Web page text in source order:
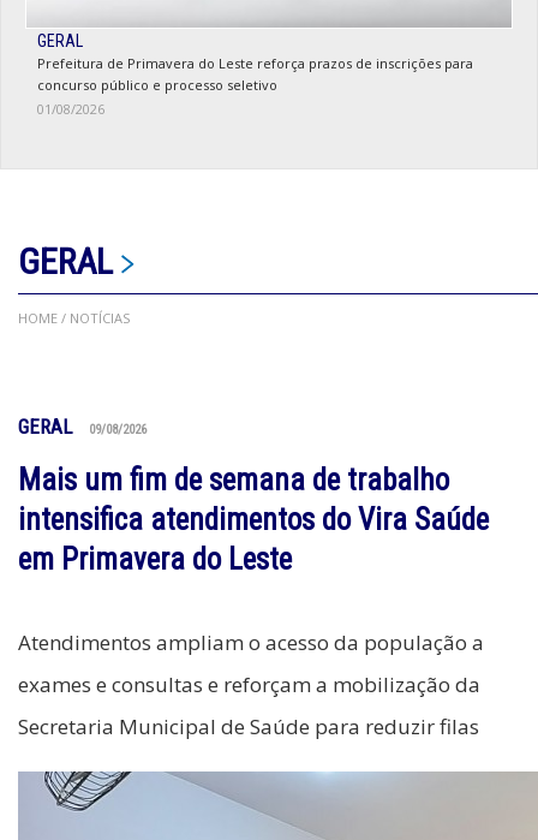
GERAL
Prefeitura de Primavera do Leste reforça prazos de inscrições para
concurso público e processo seletivo
01/08/2026
GERAL
HOME / NOTÍCIAS
GERAL 09/08/2026
Mais um fim de semana de trabalho
intensifica atendimentos do Vira Saúde
em Primavera do Leste
Atendimentos ampliam o acesso da população a
exames e consultas e reforçam a mobilização da
Secretaria Municipal de Saúde para reduzir filas